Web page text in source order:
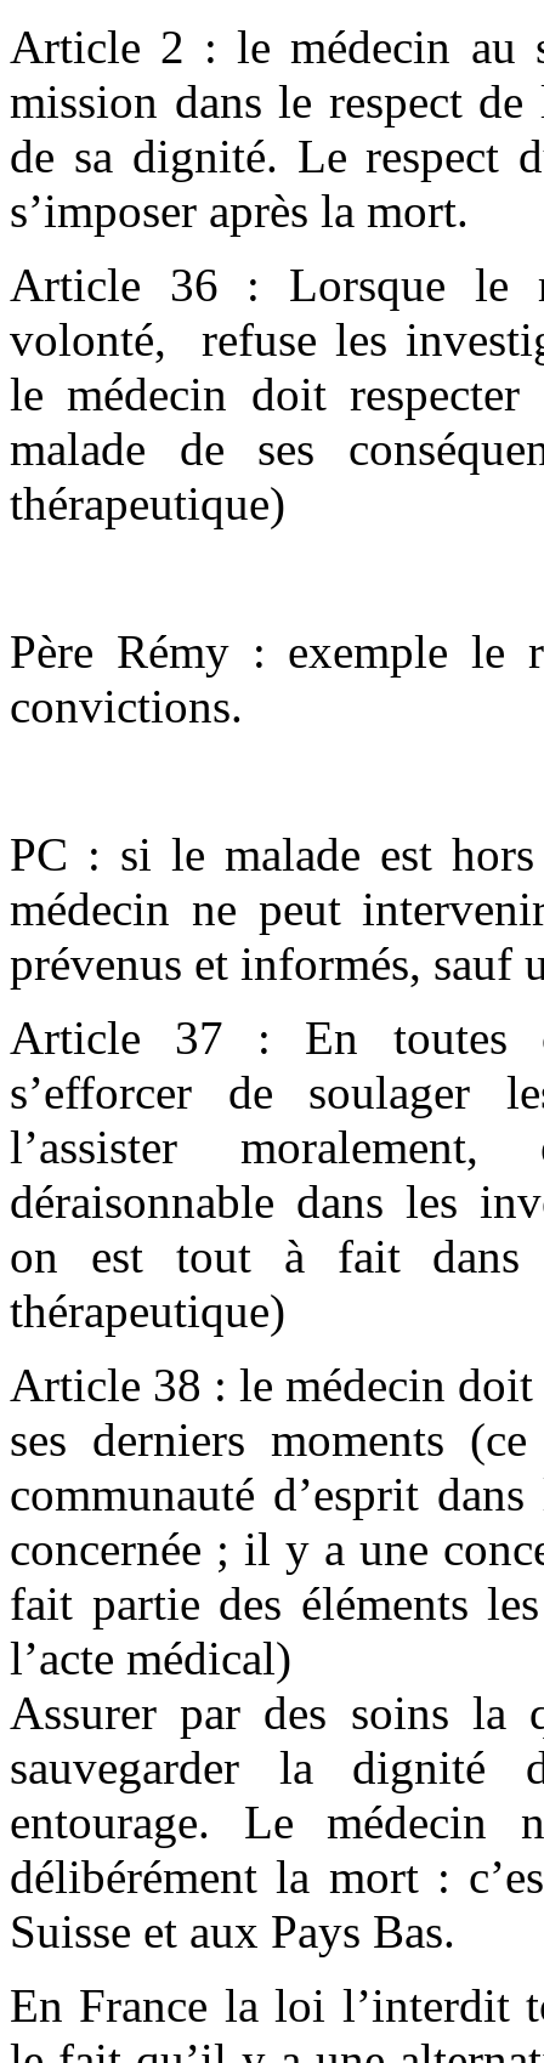
Article 2 : le médecin au
mission dans le respect
de sa dignité. Le respect
s’imposer après la mort.
Article 36 : Lorsque le
volonté, refuse les
le médecin doit
malade de ses
thérapeutique)
Père Rémy : exemple le
convictions.
PC : si le malade est
médecin ne peut
prévenus et informés, sauf
Article 37 : En toutes
s’efforcer de soulager
l’assister
déraisonnable dans les
on est tout à fait dans
thérapeutique)
Article 38 : le médecin doit
ses derniers moments
communauté d’esprit
concernée ; il y a une
fait partie des éléments
l’acte médical)
Assurer par des soins la
sauvegarder la dignité
entourage. Le médecin
délibérément la mort :
Suisse et aux Pays Bas.
En France la loi l’interdit